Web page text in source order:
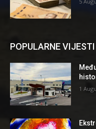
POPULARNE VIJESTI
1